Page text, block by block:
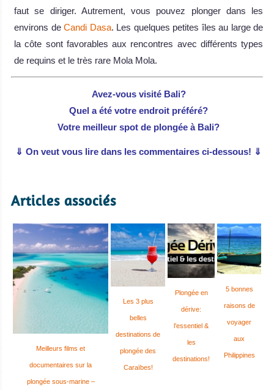
faut se diriger. Autrement, vous pouvez plonger dans les
environs de Candi Dasa. Les quelques petites îles au large de
la côte sont favorables aux rencontres avec différents types
de requins et le très rare Mola Mola.
Avez-vous visité Bali?
Quel a été votre endroit préféré?
Votre meilleur spot de plongée à Bali?
⇓ On veut vous lire dans les commentaires ci-dessous! ⇓
Articles associés
Meilleurs films et
documentaires sur la
plongée sous-marine –
Les 3 plus
belles
destinations de
plongée des
Caraïbes!
Plongée en
dérive:
l’essentiel &
les
destinations!
5 bonnes
raisons de
voyager
aux
Philippines